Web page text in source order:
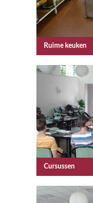
Ruime keuken
Cursussen